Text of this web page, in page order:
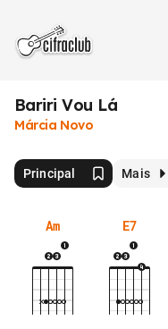
Bariri Vou Lá
Márcia Novo
Principal Mais
Am E7